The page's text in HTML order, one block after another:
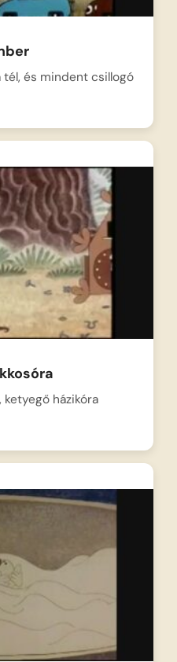
és mindent csillogó
ketyegő házikóra